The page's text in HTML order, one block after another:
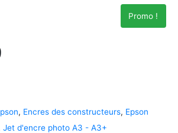
Promo !
, Encres des constructeurs, Epson
Jet d'encre photo A3 - A3+